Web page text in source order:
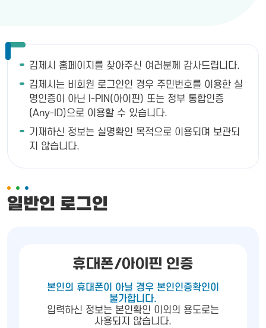
김제시 홈페이지를 찾아주신 여러분께 감사드립니다.
김제시는 비회원 로그인인 경우 주민번호를 이용한 실
명인증이 아닌 I-PIN(아이핀) 또는 정부 통합인증
(Any-ID)으로 이용할 수 있습니다.
기재하신 정보는 실명확인 목적으로 이용되며 보관되
지 않습니다.
일반인 로그인
휴대폰/아이핀 인증
본인의 휴대폰이 아닐 경우 본인인증확인이
불가합니다.
입력하신 정보는 본인확인 이외의 용도로는
사용되지 않습니다.